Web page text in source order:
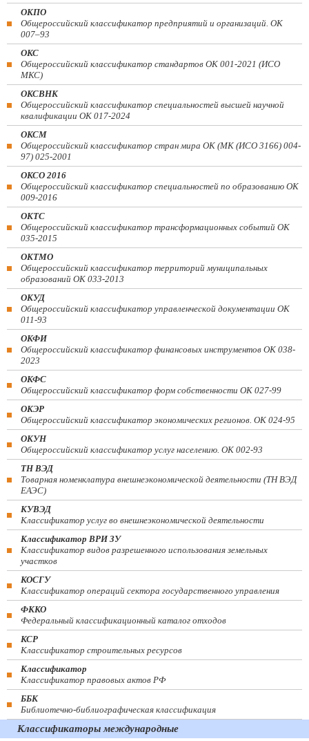
ОКПО
Общероссийский классификатор предприятий и организаций. ОК
007–93
ОКС
Общероссийский классификатор стандартов ОК 001-2021 (ИСО
МКС)
ОКСВНК
Общероссийский классификатор специальностей высшей научной
квалификации ОК 017-2024
ОКСМ
Общероссийский классификатор стран мира ОК (МК (ИСО 3166) 004-
97) 025-2001
ОКСО 2016
Общероссийский классификатор специальностей по образованию ОК
009-2016
ОКТС
Общероссийский классификатор трансформационных событий ОК
035-2015
ОКТМО
Общероссийский классификатор территорий муниципальных
образований ОК 033-2013
ОКУД
Общероссийский классификатор управленческой документации ОК
011-93
ОКФИ
Общероссийский классификатор финансовых инструментов OK 038-
2023
ОКФС
Общероссийский классификатор форм собственности ОК 027-99
ОКЭР
Общероссийский классификатор экономических регионов. ОК 024-95
ОКУН
Общероссийский классификатор услуг населению. ОК 002-93
ТН ВЭД
Товарная номенклатура внешнеэкономической деятельности (ТН ВЭД
ЕАЭС)
КУВЭД
Классификатор услуг во внешнеэкономической деятельности
Классификатор ВРИ ЗУ
Классификатор видов разрешенного использования земельных
участков
КОСГУ
Классификатор операций сектора государственного управления
ФККО
Федеральный классификационный каталог отходов
КСР
Классификатор строительных ресурсов
Классификатор
Классификатор правовых актов РФ
ББК
Библиотечно-библиографическая классификация
Классификаторы международные